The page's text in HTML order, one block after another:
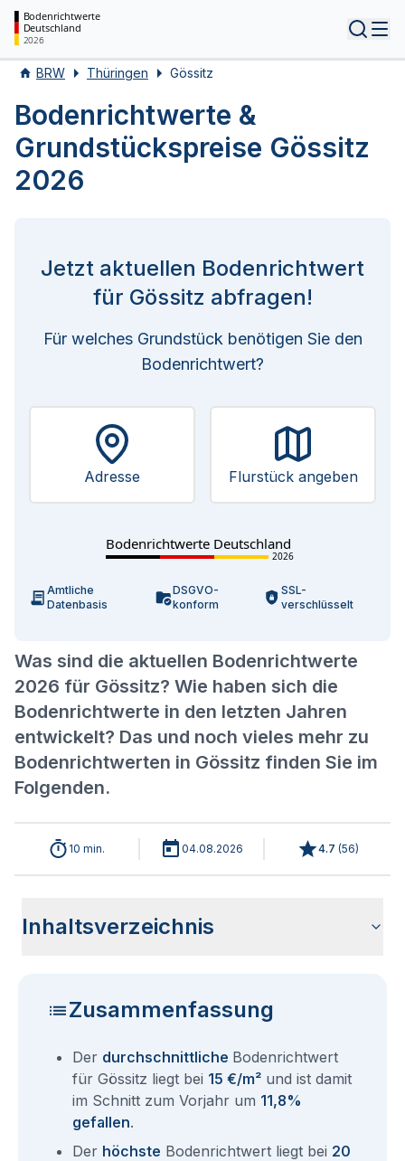
Bodenrichtwerte
Deutschland
2026
BRW Thüringen Gössitz
Bodenrichtwerte &
Grundstückspreise Gössitz
2026
Was sind die aktuellen Bodenrichtwerte
2026 für Gössitz? Wie haben sich die
Bodenrichtwerte in den letzten Jahren
entwickelt? Das und noch vieles mehr zu
Bodenrichtwerten in Gössitz finden Sie im
Folgenden.
Jetzt aktuellen Bodenrichtwert
für Gössitz abfragen!
Für welches Grundstück benötigen Sie den
Bodenrichtwert?
Adresse Flurstück angeben
Bodenrichtwerte Deutschland
2026
Amtliche
Datenbasis
DSGVO-
konform
SSL-
verschlüsselt
10 min. 04.08.2026 4.7 (56)
Inhaltsverzeichnis
Zusammenfassung
Der durchschnittliche Bodenrichtwert
für Gössitz liegt bei 15 €/m² und ist damit
im Schnitt zum Vorjahr um 11,8%
gefallen.
Der höchste Bodenrichtwert liegt bei 20